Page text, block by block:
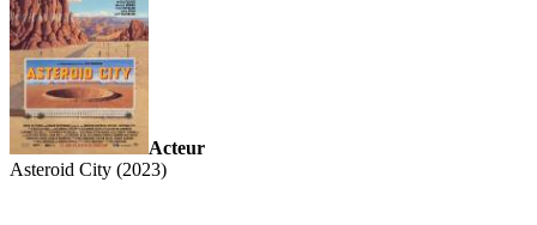
Acteur
Asteroid City (2023)